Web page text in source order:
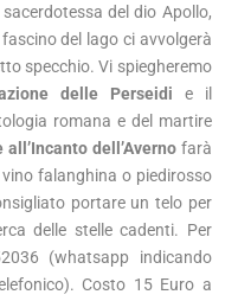
del dio Apollo,
del lago ci avvolgerà
specchio. Vi spiegheremo
delle Perseidi e il
romana e del martire
all’Incanto dell’Avernofarà
falanghina o piedirosso
portare un telo per
delle stelle cadenti. Per
(whatsapp indicando
Costo 15 Euro a